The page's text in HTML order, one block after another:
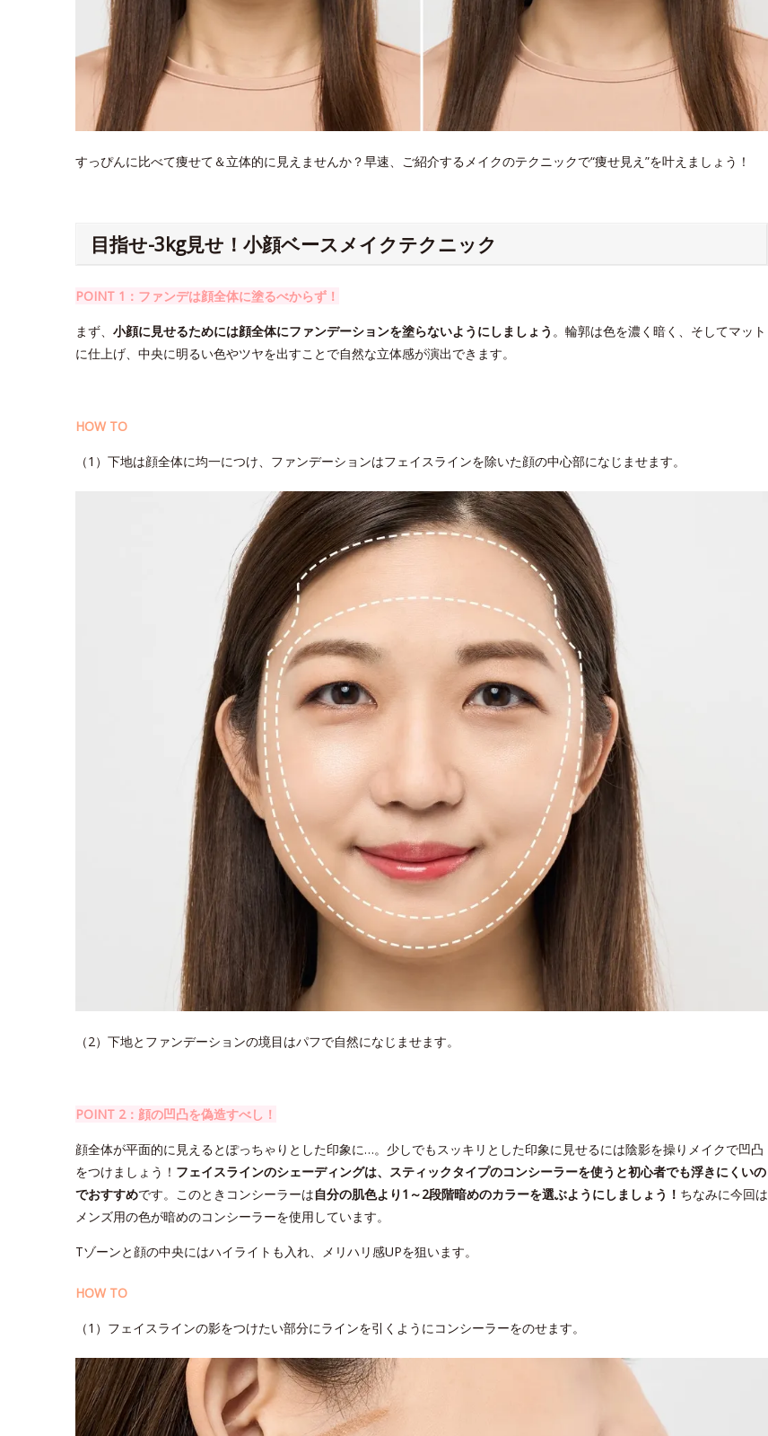
すっぴんに比べて痩せて＆立体的に見えませんか？早速、ご紹介するメイクのテクニックで“痩せ見え”を叶えましょう！
目指せ-3kg見せ！小顔ベースメイクテクニック
POINT 1：ファンデは顔全体に塗るべからず！
まず、 小顔に見せるためには顔全体にファンデーションを塗らないようにしましょう 。輪郭は色を濃く暗く、そしてマット
に仕上げ、中央に明るい色やツヤを出すことで自然な立体感が演出できます。
HOW TO
（1）下地は顔全体に均一につけ、ファンデーションはフェイスラインを除いた顔の中心部になじませます。
（2）下地とファンデーションの境目はパフで自然になじませます。
POINT 2：顔の凹凸を偽造すべし！
顔全体が平面的に見えるとぽっちゃりとした印象に…。少しでもスッキリとした印象に見せるには陰影を操りメイクで凹凸
をつけましょう！ フェイスラインのシェーディングは、スティックタイプのコンシーラーを使うと初心者でも浮きにくいの
でおすすめです。このときコンシーラーは自分の肌色より1～2段階暗めのカラーを選ぶようにしましょう！ ちなみに今回は
メンズ用の色が暗めのコンシーラーを使用しています。
Tゾーンと顔の中央にはハイライトも入れ、メリハリ感UPを狙います。
HOW TO
（1）フェイスラインの影をつけたい部分にラインを引くようにコンシーラーをのせます。